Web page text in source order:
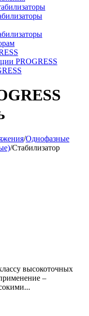
PROGRESS
/Однофазные
/Стабилизатор
высокоточных
–